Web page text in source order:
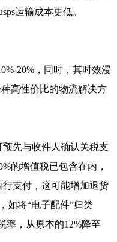
运输成本更低。
20%，同时，其时效浸
高性价比的物流解决方
先与收件人确认关税支
的增值税已包含在内，
支付，这可能增加退货
如将“电子配件”归类
率，从原本的12%降至